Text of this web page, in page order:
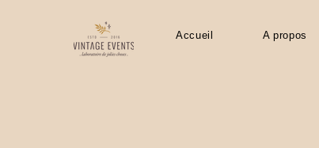
Accueil A propos